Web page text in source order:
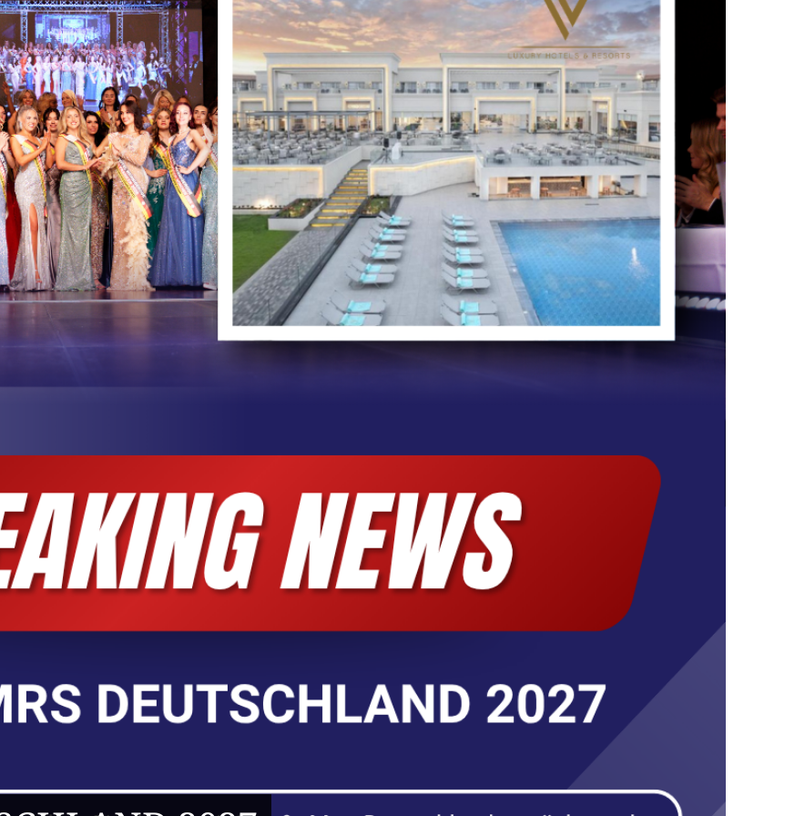
MISS & MRS DEUTSCHLAND 2026,
+ SOCIAL MEDIA
MISS & MRS DEUTSCHLAND HKK